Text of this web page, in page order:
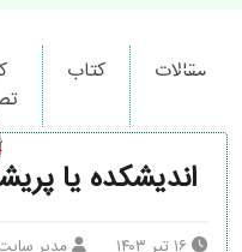
مقالات کتاب
اندیشکده یا